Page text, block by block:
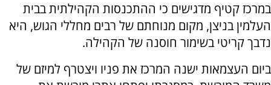
במרכז קטיף מדגישים כי ההתכנסות הקהילתית בבית
העלמין בניצן, מקום מנוחתם של רבים מחללי הגוש, היא
נדבך קריטי בשימור חוסנה של הקהילה.
ביום העצמאות ישנה המרכז את פניו ויצטרף למיזם של